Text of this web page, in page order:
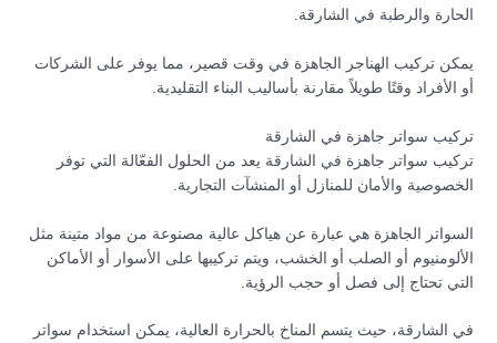
الحارة والرطبة في الشارقة.
يمكن تركيب الهناجر الجاهزة في وقت قصير، مما يوفر على الشركات
أو الأفراد وقتًا طويلاً مقارنة بأساليب البناء التقليدية.
تركيب سواتر جاهزة في الشارقة
تركيب سواتر جاهزة في الشارقة يعد من الحلول الفعّالة التي توفر
الخصوصية والأمان للمنازل أو المنشآت التجارية.
السواتر الجاهزة هي عبارة عن هياكل عالية مصنوعة من مواد متينة مثل
الألومنيوم أو الصلب أو الخشب، ويتم تركيبها على الأسوار أو الأماكن
التي تحتاج إلى فصل أو حجب الرؤية.
في الشارقة، حيث يتسم المناخ بالحرارة العالية، يمكن استخدام سواتر